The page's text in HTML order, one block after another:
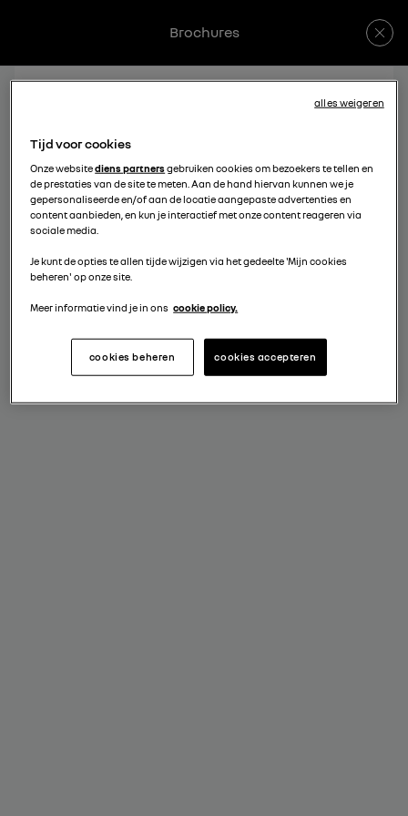
Brochures
EEN FOUT IS OPGETREDEN.
Gelieve opnieuw te proberen.
Tijd voor cookies
Onze websitediens partnersgebruiken cookies om bezoekers te tellen en
de prestaties van de site te meten. Aan de hand hiervan kunnen we je
gepersonaliseerde en/of aan de locatie aangepaste advertenties en
content aanbieden, en kun je interactief met onze content reageren via
sociale media.
Je kunt de opties te allen tijde wijzigen via het gedeelte 'Mijn cookies
beheren' op onze site.
Meer informatie vind je in ons cookie policy.
cookies accepteren
cookies beheren
alles weigeren